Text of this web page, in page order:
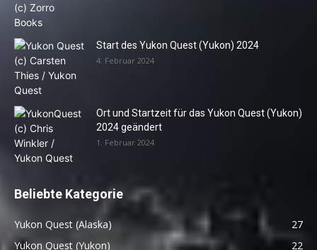
Start des Yukon Quest (Yukon) 2024
4. Februar 2024
Ort und Startzeit für das Yukon Quest (Yukon)
2024 geändert
1. Februar 2024
Beliebte Kategorie
Yukon Quest (Alaska)
27
Yukon Quest (Yukon)
22